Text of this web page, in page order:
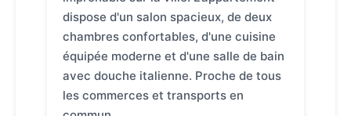
dispose d'un salon spacieux, de deux
chambres confortables, d'une cuisine
équipée moderne et d'une salle de bain
avec douche italienne. Proche de tous
les commerces et transports en